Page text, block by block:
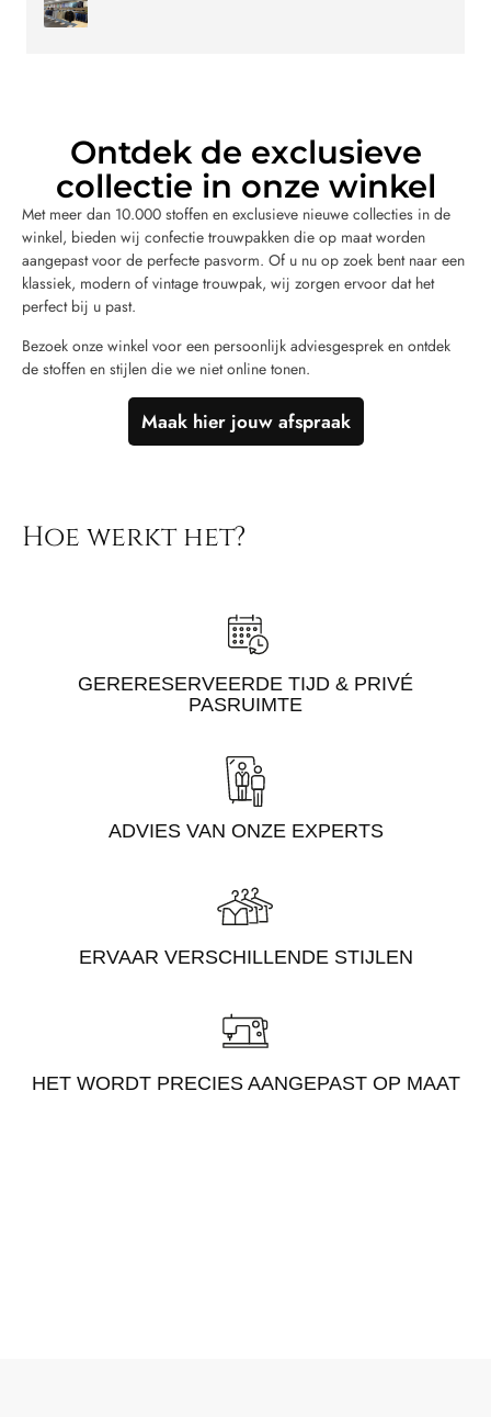
Ontdek de exclusieve
collectie in onze winkel
Met meer dan 10.000 stoffen en exclusieve nieuwe collecties in de
winkel, bieden wij confectie trouwpakken die op maat worden
aangepast voor de perfecte pasvorm. Of u nu op zoek bent naar een
klassiek, modern of vintage trouwpak, wij zorgen ervoor dat het
perfect bij u past.
Bezoek onze winkel voor een persoonlijk adviesgesprek en ontdek
de stoffen en stijlen die we niet online tonen.
Maak hier jouw afspraak
Hoe werkt het?
GERERESERVEERDE TIJD & PRIVÉ
PASRUIMTE
ADVIES VAN ONZE EXPERTS
ERVAAR VERSCHILLENDE STIJLEN
HET WORDT PRECIES AANGEPAST OP MAAT